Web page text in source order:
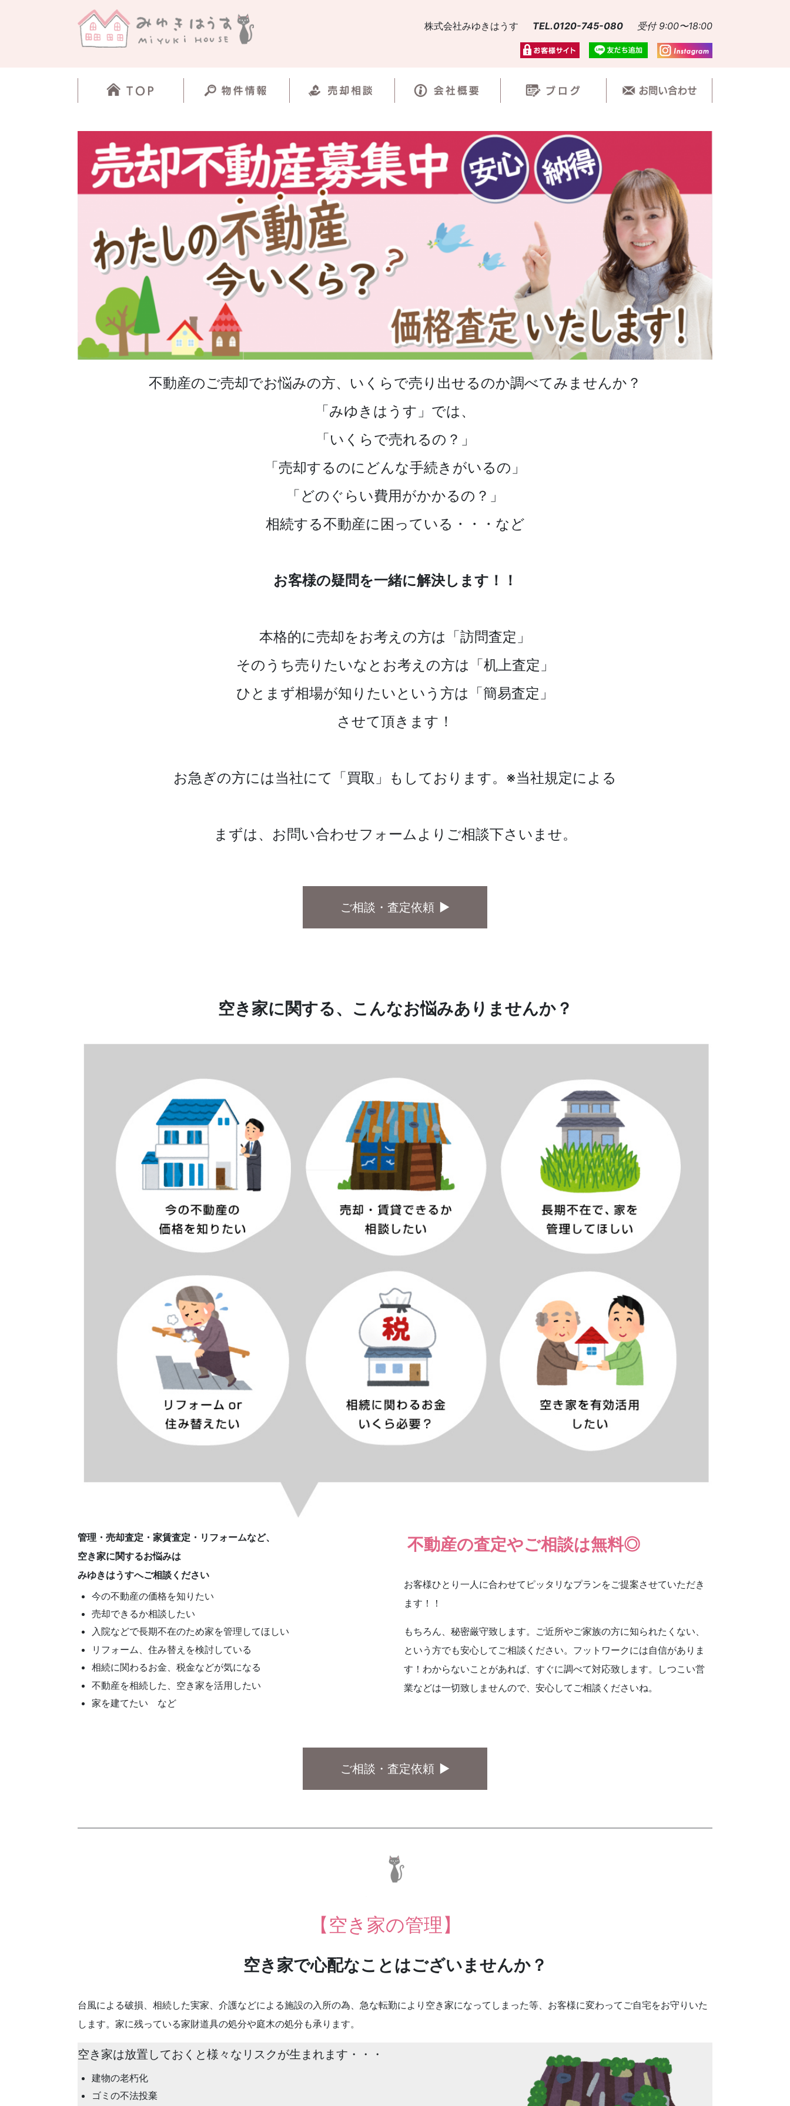
株式会社みゆきはうす TEL.0120-745-080 受付 9:00〜18:00
不動産のご売却でお悩みの方、いくらで売り出せるのか調べてみませんか？
「みゆきはうす」では、
「いくらで売れるの？」
「売却するのにどんな手続きがいるの」
「どのぐらい費用がかかるの？」
相続する不動産に困っている・・・など
お客様の疑問を一緒に解決します！！
本格的に売却をお考えの方は「訪問査定」
そのうち売りたいなとお考えの方は「机上査定」
ひとまず相場が知りたいという方は「簡易査定」
させて頂きます！
お急ぎの方には当社にて「買取」もしております。※当社規定による
まずは、お問い合わせフォームよりご相談下さいませ。
ご相談・査定依頼
空き家に関する、こんなお悩みありませんか？
管理・売却査定・家賃査定・リフォームなど、
空き家に関するお悩みは
みゆきはうすへご相談ください
今の不動産の価格を知りたい
売却できるか相談したい
入院などで長期不在のため家を管理してほしい
リフォーム、住み替えを検討している
相続に関わるお金、税金などが気になる
不動産を相続した、空き家を活用したい
家を建てたい など
不動産の査定やご相談は無料◎
お客様ひとり一人に合わせてピッタリなプランをご提案させていただき
ます！！
もちろん、秘密厳守致します。ご近所やご家族の方に知られたくない、
という方でも安心してご相談ください。フットワークには自信がありま
す！わからないことがあれば、すぐに調べて対応致します。しつこい営
業などは一切致しませんので、安心してご相談くださいね。
ご相談・査定依頼
【空き家の管理】
空き家で心配なことはございませんか？
台風による破損、相続した実家、介護などによる施設の入所の為、急な転勤により空き家になってしまった等、お客様に変わってご自宅をお守りいた
します。家に残っている家財道具の処分や庭木の処分も承ります。
空き家は放置しておくと様々なリスクが生まれます・・・
建物の老朽化
ゴミの不法投棄